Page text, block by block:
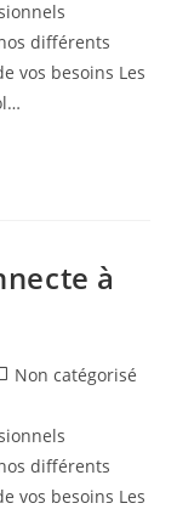
différents
vos besoins Les
à
Non catégorisé
différents
vos besoins Les